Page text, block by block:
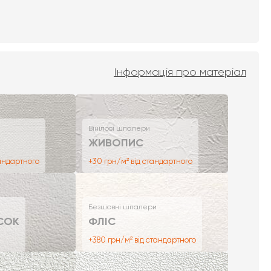
Інформація про матеріал
Вінілові шпалери
ЖИВОПИС
+30 грн/м² від стандартного
Безшовні шпалери
ФЛІС
+380 грн/м² від стандартного